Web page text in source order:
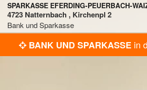
SPARKASSE EFERDING-PEUERBACH-
4723 Natternbach , Kirchenpl 2
Bank und Sparkasse
BANK UND SPARKASSE in